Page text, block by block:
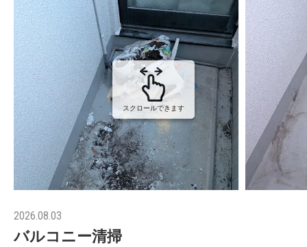
スクロールできます
2026.08.03
バルコニー清掃